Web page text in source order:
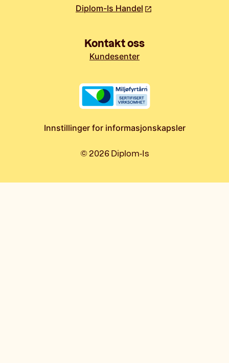
Diplom-Is Handel
Kontakt oss
Kundesenter
Innstillinger for informasjonskapsler
©2026 Diplom-Is